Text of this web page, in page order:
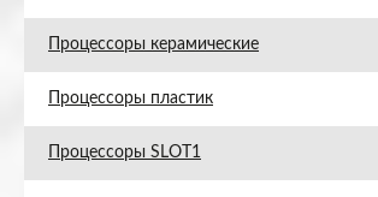
Процессоры керамические
Процессоры пластик
Процессоры SLOT1